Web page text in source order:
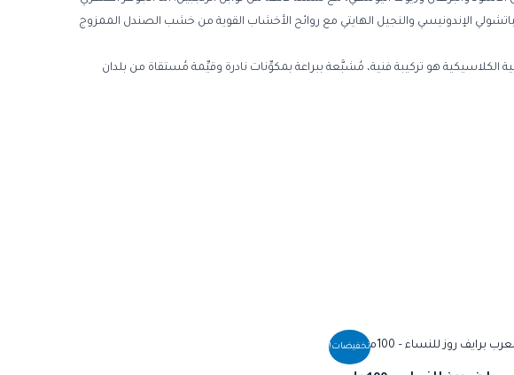
الإندونيسي والنجيل الهايتي مع روائح الأخشاب القوية من خشب الصندل الممزوج
هو تركيبة فنية، مُشبَّعة ببراعة بمكوِّنات نادرة وقيِّمة مُستقاة من بلدان
تخفيضات!
السعر
هو:
السعر